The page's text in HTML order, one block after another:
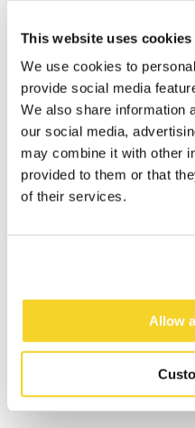
This website uses cookies
We use cookies to
provide social media
We also share information
our social media,
may combine it with other
provided to them or that
of their services.
Allow
NL
Binnen 30 dagen
BESCHRIJVING
Sjaal voor jongens
65% gerecycled
Afmetingen: 140 x 16
Perfect te
MATERIAAL EN DETAILS